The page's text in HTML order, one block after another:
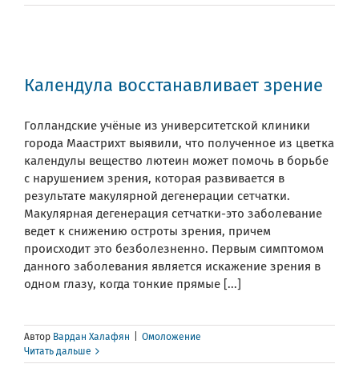
Календула восстанавливает зрение
Голландские учёные из университетской клиники
города Маастрихт выявили, что полученное из цветка
календулы вещество лютеин может помочь в борьбе
с нарушением зрения, которая развивается в
результате макулярной дегенерации сетчатки.
Макулярная дегенерация сетчатки-это заболевание
ведет к снижению остроты зрения, причем
происходит это безболезненно. Первым симптомом
данного заболевания является искажение зрения в
одном глазу, когда тонкие прямые [...]
Автор Вардан Халафян
Омоложение
Читать дальше